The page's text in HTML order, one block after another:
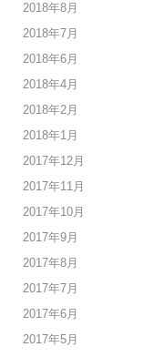
2018年8月
2018年7月
2018年6月
2018年4月
2018年2月
2018年1月
2017年12月
2017年11月
2017年10月
2017年9月
2017年8月
2017年7月
2017年6月
2017年5月